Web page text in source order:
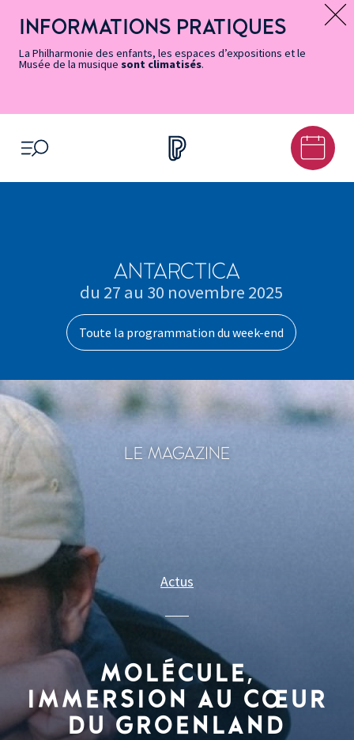
page
Accessibilité
accès
rapides
principal
contenu
principal
page
Message d’information
INFORMATIONS PRATIQUES
La Philharmonie des enfants, les espaces d’expositions et le
Musée de la musique sont climatisés.
OUVRIR LE MENU
ANTARCTICA
du 27 au 30 novembre 2025
Toute la programmation du week-end
LE MAGAZINE
Actus
MOLÉCULE,
IMMERSION AU CŒUR
DU GROENLAND